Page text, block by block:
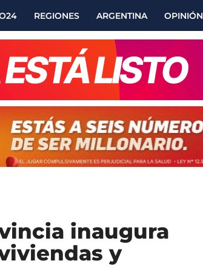
REGIONES ARGENTINA OPINIÓN
inaugura
y